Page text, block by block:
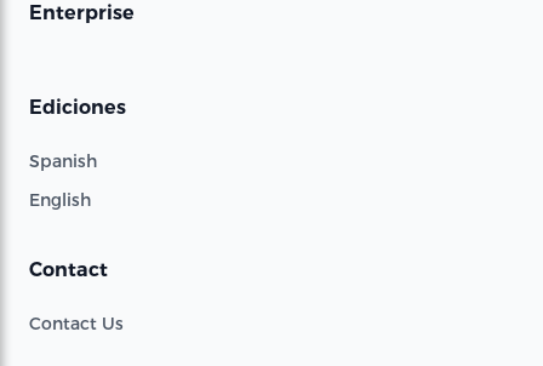
Enterprise
Ediciones
Spanish
English
Contact
Contact Us